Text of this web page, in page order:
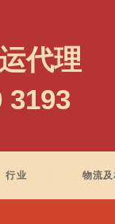
代理
3193
行业 物流